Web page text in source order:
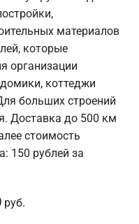
материалов
которые
организации
коттеджи
больших строений
Доставка до 500 км
стоимость
150 рублей за
руб.